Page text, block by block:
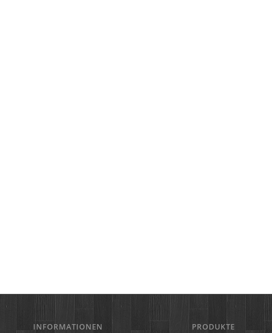
INFORMATIONEN PRODUKTE